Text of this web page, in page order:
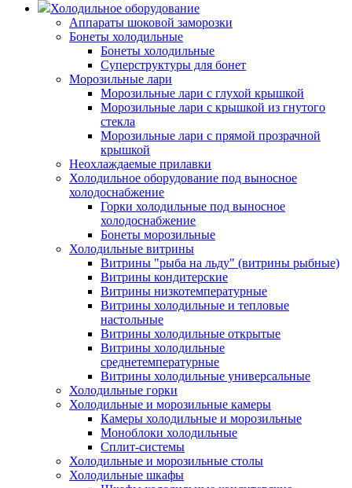
Холодильное оборудование
Аппараты шоковой заморозки
Бонеты холодильные
Бонеты холодильные
Суперструктуры для бонет
Морозильные лари
Морозильные лари с глухой крышкой
Морозильные лари с крышкой из гнутого
стекла
Морозильные лари с прямой прозрачной
крышкой
Неохлаждаемые прилавки
Холодильное оборудование под выносное
холодоснабжение
Горки холодильные под выносное
холодоснабжение
Бонеты морозильные
Холодильные витрины
Витрины "рыба на льду" (витрины рыбные)
Витрины кондитерские
Витрины низкотемпературные
Витрины холодильные и тепловые
настольные
Витрины холодильные открытые
Витрины холодильные
среднетемпературные
Витрины холодильные универсальные
Холодильные горки
Холодильные и морозильные камеры
Камеры холодильные и морозильные
Моноблоки холодильные
Сплит-системы
Холодильные и морозильные столы
Холодильные шкафы